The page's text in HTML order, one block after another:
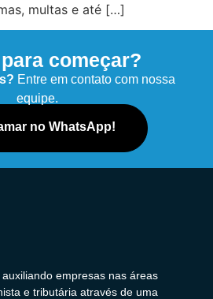
multas e até […]
começar?
Entre em contato com nossa
equipe.
no WhatsApp!
empresas nas áreas
e tributária através de uma